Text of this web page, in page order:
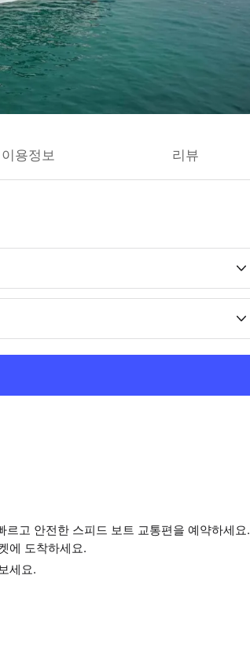
이용정보 리뷰
고 안전한 스피드 보트 교통편을 예약하세요.
에 도착하세요.
세요.